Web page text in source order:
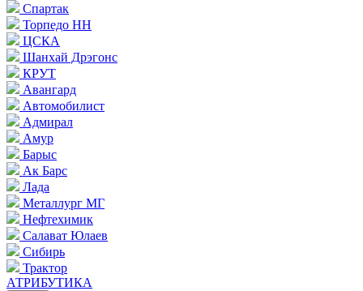
Спартак
Торпедо НН
ЦСКА
Шанхай Дрэгонс
КРУТ
Авангард
Автомобилист
Адмирал
Амур
Барыс
Ак Барс
Лада
Металлург МГ
Нефтехимик
Салават Юлаев
Сибирь
Трактор
АТРИБУТИКА